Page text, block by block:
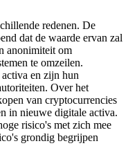
redenen. De
dat de waarde ervan zal
anonimiteit om
te omzeilen.
en zijn hun
Over het
van cryptocurrencies
in nieuwe digitale activa.
risico's met zich mee
grondig begrijpen